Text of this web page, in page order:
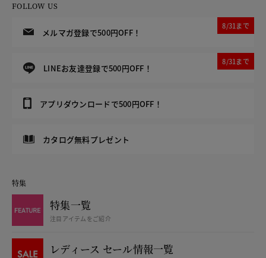
FOLLOW US
メルマガ登録で500円OFF！
8/31まで
LINEお友達登録で500円OFF！
8/31まで
アプリダウンロードで500円OFF！
カタログ無料プレゼント
特集
特集一覧
注目アイテムをご紹介
レディース セール情報一覧